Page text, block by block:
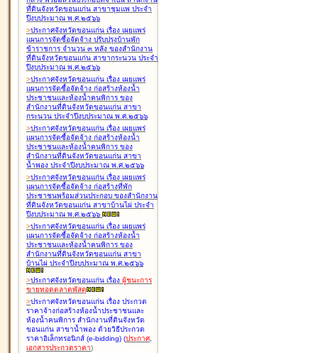
ที่ดินจังหวัดขอนแก่น สาขาชุมแพ ประจำ
ปีงบประมาณ พ.ศ.๒๕๖๖
>ประกาศจังหวัดขอนแก่น เรื่อง เผยแพร่
แผนการจัดซื้อจัดจ้าง ปรับปรุงบ้านพัก
ข้าราชการ จำนวน ๓ หลัง ของสำนักงาน
ที่ดินจังหวัดขอนแก่น สาขากระนวน ประจำ
ปีงบประมาณ พ.ศ.๒๕๖๖
>ประกาศจังหวัดขอนแก่น เรื่อง เผยแพร่
แผนการจัดซื้อจัดจ้าง ก่อสร้างห้องน้ำ
ประชาชนและห้องน้ำคนพิการ ของ
สำนักงานที่ดินจังหวัดขอนแก่น สาขา
กระนวน ประจำปีงบประมาณ พ.ศ.๒๕๖๖
>ประกาศจังหวัดขอนแก่น เรื่อง เผยแพร่
แผนการจัดซื้อจัดจ้าง ก่อสร้างห้องน้ำ
ประชาชนและห้องน้ำคนพิการ ของ
สำนักงานที่ดินจังหวัดขอนแก่น สาขา
น้ำพอง ประจำปีงบประมาณ พ.ศ.๒๕๖๖
>ประกาศจังหวัดขอนแก่น เรื่อง เผยแพร่
แผนการจัดซื้อจัดจ้าง ก่อสร้างที่พัก
ประชาชนพร้อมส่วนประกอบ ของสำนักงาน
ที่ดินจังหวัดขอนแก่น สาขาบ้านไผ่ ประจำ
ปีงบประมาณ พ.ศ.๒๕๖๖
>ประกาศจังหวัดขอนแก่น เรื่อง เผยแพร่
แผนการจัดซื้อจัดจ้าง ก่อสร้างห้องน้ำ
ประชาชนและห้องน้ำคนพิการ ของ
สำนักงานที่ดินจังหวัดขอนแก่น สาขา
บ้านไผ่ ประจำปีงบประมาณ พ.ศ.๒๕๖๖
>ประกาศจังหวัดขอนแก่น เรื่อง ผู้ชนะการ
ขายทอดตลาดพัสดุ
>ประกาศจังหวัดขอนแก่น เรื่อง ประกวด
ราคาจ้างก่อสร้างห้องน้ำประชาชนและ
ห้องน้ำคนพิการ สำนักงานที่ดินจังหวัด
ขอนแก่น สาขาน้ำพอง ด้วยวิธีประกวด
ราคาอิเล็กทรอนิกส์ (e-bidding) (ประกาศ,
เอกสารประกวดราคา)